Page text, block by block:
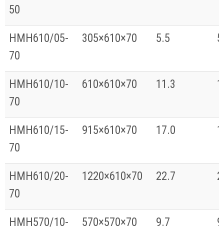
50
HMH610/05-
70
305×610×70 5.5
HMH610/10-
70
610×610×70 11.3
HMH610/15-
70
915×610×70 17.0
HMH610/20-
70
1220×610×70 22.7
HMH570/10-
570×570×70 9.7